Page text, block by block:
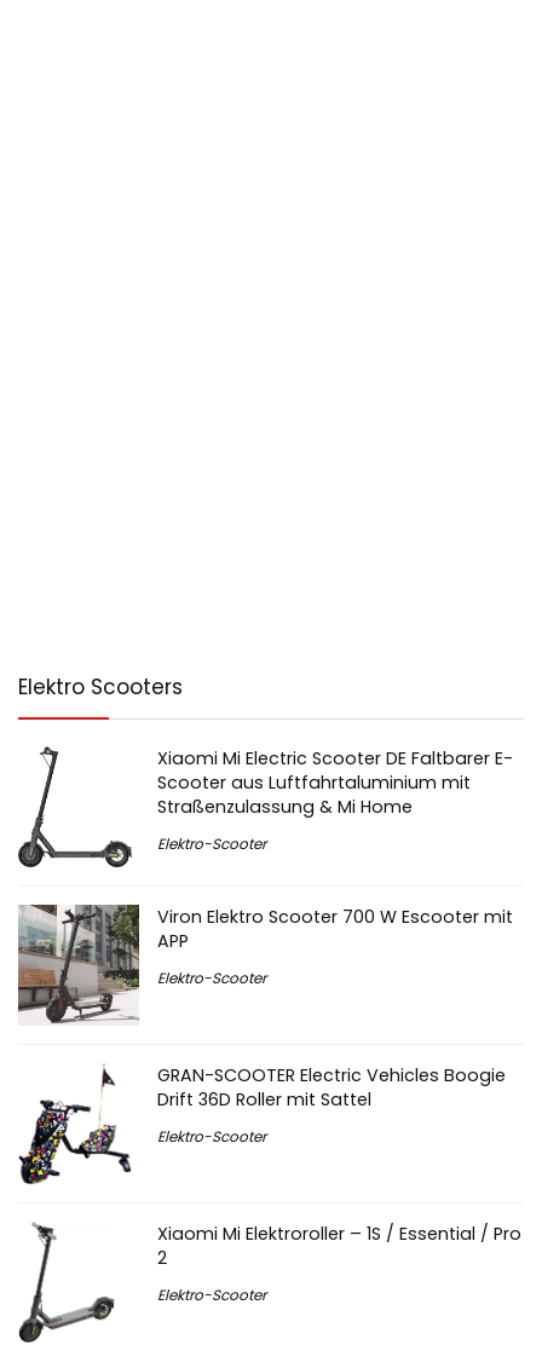
Elektro Scooters
Xiaomi Mi Electric Scooter DE Faltbarer E-
Scooter aus Luftfahrtaluminium mit
Straßenzulassung & Mi Home
Elektro-Scooter
Viron Elektro Scooter 700 W Escooter mit
APP
Elektro-Scooter
GRAN-SCOOTER Electric Vehicles Boogie
Drift 36D Roller mit Sattel
Elektro-Scooter
Xiaomi Mi Elektroroller – 1S / Essential / Pro
2
Elektro-Scooter